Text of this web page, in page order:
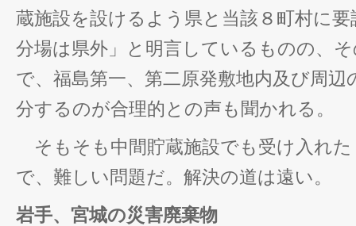
蔵施設を設けるよう県と当該８町村に
分場は県外」と明言しているものの、
で、福島第一、第二原発敷地内及び周辺
分するのが合理的との声も聞かれる。
そもそも中間貯蔵施設でも受け入れ
で、難しい問題だ。解決の道は遠い。
岩手、宮城の災害廃棄物